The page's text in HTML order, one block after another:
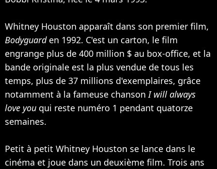
Whitney Houston apparaît dans son premier film,
Bodyguard en 1992. C'est un carton, le film
engrange plus de 400 million $ au box-office, et la
bande originale est la plus vendue de tous les
temps, plus de 37 millions d'exemplaires, grâce
notamment à la fameuse chansonI will always
love you qui reste numéro 1 pendant quatorze
semaines.
Petit à petit Whitney Houston se lance dans le
cinéma et joue dans un deuxième film. Trois ans